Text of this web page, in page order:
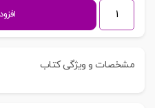
حقوق
سازمان
بین
مشخصات و ویژگی کتاب